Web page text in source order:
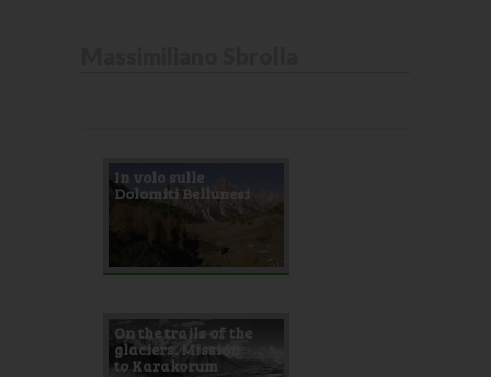
In volo sulle
Dolomiti Bellunesi
On the trails of the
glaciers. Mission
to Karakorum